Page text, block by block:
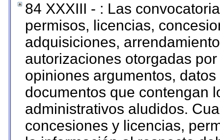
84 XXXIII - : Las
permisos, licencias,
adquisiciones,
autorizaciones otorgadas
opiniones argumentos,
documentos que contengan
administrativos aludidos.
concesiones y licencias,